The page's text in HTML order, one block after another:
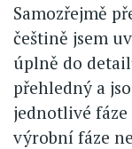
Samozřejmě
češtině jsem
úplně do
přehledný a
jednotlivé fáze
výrobní fáze